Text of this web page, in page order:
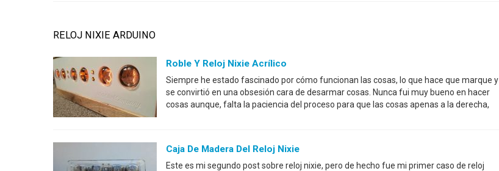
RELOJ NIXIE ARDUINO
Roble Y Reloj Nixie Acrílico
Siempre he estado fascinado por cómo funcionan las cosas, lo que hace que marque y
se convirtió en una obsesión cara de desarmar cosas. Nunca fui muy bueno en hacer
cosas aunque, falta la paciencia del proceso para que las cosas apenas a la derecha,
Caja De Madera Del Reloj Nixie
Este es mi segundo post sobre reloj nixie, pero de hecho fue mi primer caso de reloj